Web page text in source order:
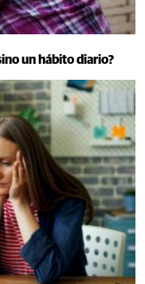
un hábito diario?